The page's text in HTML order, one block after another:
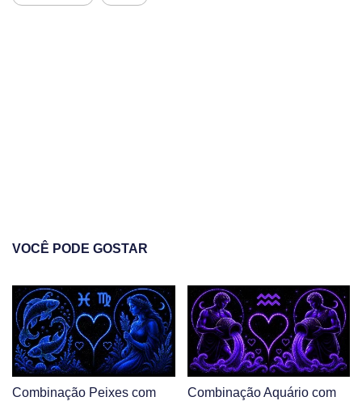
VOCÊ PODE GOSTAR
Combinação Peixes com
Combinação Aquário com